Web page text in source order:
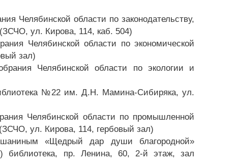
Челябинской области по законодательству,
ул. Кирова, 114, каб. 504)
Челябинской области по экономической
зал)
Челябинской области по экологии и
№22 им. Д.Н. Мамина-Сибиряка, ул.
Челябинской области по промышленной
ул. Кирова, 114, гербовый зал)
«Щедрый дар души благородной»
библиотека, пр. Ленина, 60, 2-й этаж, зал